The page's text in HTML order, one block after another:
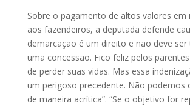
Sobre o pagamento de altos valores em
aos fazendeiros, a deputada defende
demarcação é um direito e não deve
uma concessão. Fico feliz pelos
de perder suas vidas. Mas essa
um perigoso precedente. Não podemos
de maneira acrítica”. “Se o objetivo for